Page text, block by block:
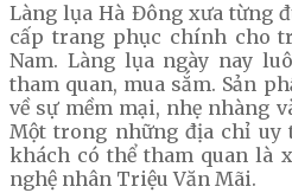
Làng lụa Hà Đông xưa từng
cấp trang phục chính cho
Nam. Làng lụa ngày nay
tham quan, mua sắm. Sản
về sự mềm mại, nhẹ nhàng
Một trong những địa chỉ uy
khách có thể tham quan là
nghệ nhân Triệu Văn Mãi.